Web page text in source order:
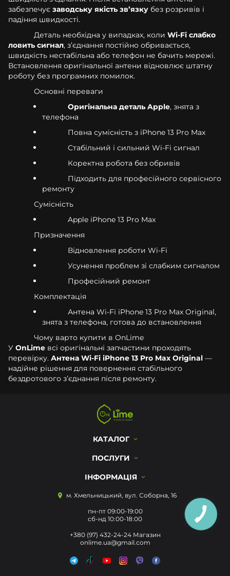
забезпечує заводську якість зв’язку без розривів і
падіння швидкості.
Деталь необхідна у випадках, коли Wi-Fi слабко
ловить сигнал, з’єднання постійно обривається,
швидкість нестабільна або телефон не бачить мережі.
Встановлення оригінальної антени відновлює штатну
роботу без програмних помилок.
Основні переваги
Оригінальна деталь Apple, знята з
телефона
Повна сумісність з iPhone 13 Pro Max
Стабільний і сильний Wi-Fi сигнал
Коректна робота без обривів
Підходить для професійного сервісного
ремонту
Сумісність
Apple iPhone 13 Pro Max
Призначення
Відновлення роботи Wi-Fi
Усунення проблем зі слабким сигналом
Професійний ремонт
Комплектація
Антена Wi-Fi iPhone 13 Pro Max Original,
знята з телефона, готова до встановлення
Чому варто купити в OnLime
У OnLime всі оригінальні запчастини проходять
перевірку. Антена Wi-Fi iPhone 13 Pro Max Original —
надійне рішення для повернення стабільного
бездротового з’єднання після ремонту.
КАТАЛОГ
ПОСЛУГИ
ІНФОРМАЦІЯ
м. Хмельницький, вул. Соборна, 16
пн-пт 09:00-19:00
сб-нд 10:00-18:00
+380 (97) 432-24-24 Магазин
onlime.ua@gmail.com